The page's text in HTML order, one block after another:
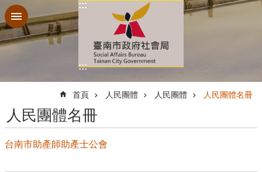
跳到主要內容區塊
:::
:::
首頁 人民團體 人民團體 人民團體名冊
人民團體名冊
台南市助產師助產士公會